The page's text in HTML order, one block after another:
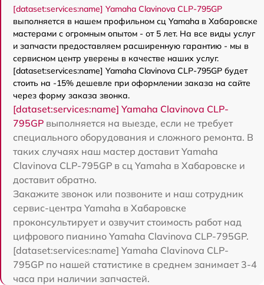
[dataset:services:name] Yamaha Clavinova CLP-795GP
выполняется в нашем профильном сц Yamaha в Хабаровске
мастерами с огромным опытом - от 5 лет. На все виды услуг
и запчасти предоставляем расширенную гарантию - мы в
сервисном центр уверены в качестве наших услуг.
[dataset:services:name] Yamaha Clavinova CLP-795GP будет
стоить на -15% дешевле при оформлении заказа на сайте
через форму заказа звонка.
[dataset:services:name] Yamaha Clavinova CLP-
795GP выполняется на выезде, если не требует
специального оборудования и сложного ремонта. В
таких случаях наш мастер доставит Yamaha
Clavinova CLP-795GP в сц Yamaha в Хабаровске и
доставит обратно.
Закажите звонок или позвоните и наш сотрудник
сервис-центра Yamaha в Хабаровске
проконсультирует и озвучит стоимость работ над
цифрового пианино Yamaha Clavinova CLP-795GP.
[dataset:services:name] Yamaha Clavinova CLP-
795GP по нашей статистике в среднем занимает 3-4
часа при наличии запчастей.